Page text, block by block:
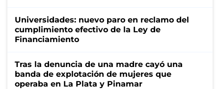
Universidades: nuevo paro en reclamo del
cumplimiento efectivo de la Ley de
Financiamiento
Tras la denuncia de una madre cayó una
banda de explotación de mujeres que
operaba en La Plata y Pinamar